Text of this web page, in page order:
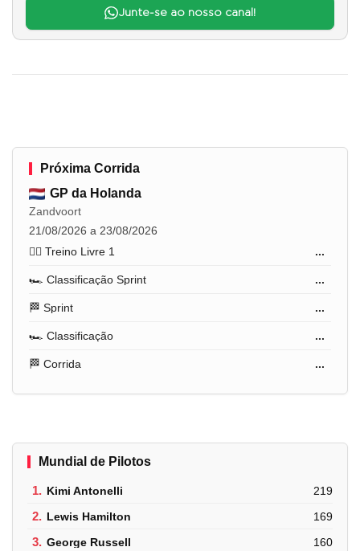
Junte-se ao nosso canal!
Próxima Corrida
GP da Holanda
Zandvoort
21/08/2026 a 23/08/2026
🏋️‍♂️ Treino Livre 1
...
🏎️ Classificação Sprint ...
🏁 Sprint ...
🏎️ Classificação ...
🏁 Corrida ...
Mundial de Pilotos
1. Kimi Antonelli 219
2. Lewis Hamilton 169
3. George Russell 160